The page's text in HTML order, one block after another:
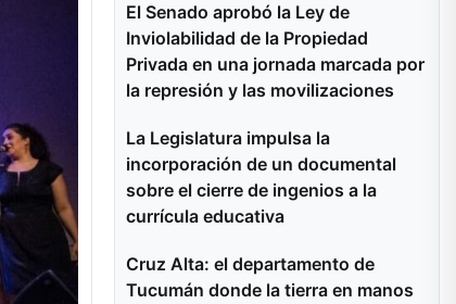
El Senado aprobó la Ley de
Inviolabilidad de la Propiedad
Privada en una jornada marcada por
la represión y las movilizaciones
La Legislatura impulsa la
incorporación de un documental
sobre el cierre de ingenios a la
currícula educativa
Cruz Alta: el departamento de
Tucumán donde la tierra en manos